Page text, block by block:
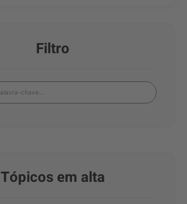
Filtro
Tópicos em alta